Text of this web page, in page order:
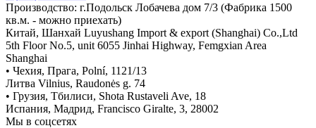
Производство: г.Подольск Лобачева дом 7/3 (Фабрика 1500
кв.м. - можно приехать)
Китай, Шанхай Luyushang Import & export (Shanghai) Co.,Ltd
5th Floor No.5, unit 6055 Jinhai Highway, Femgxian Area
Shanghai
• Чехия, Прага, Polní, 1121/13
Литва Vilnius, Raudonės g. 74
• Грузия, Тбилиси, Shota Rustaveli Ave, 18
Испания, Мадрид, Francisco Giralte, 3, 28002
Мы в соцсетях